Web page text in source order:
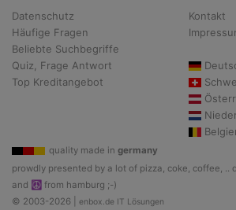
Datenschutz
Häufige Fragen
Beliebte Suchbegriffe
Quiz, Frage Antwort
Top Kreditangebot
Kontakt
quality made in germany
prowdly presented by a lot of pizza, coke, coffee, ..
and ☮ from hamburg ;-)
© 2003-2026 | enbox.de IT Lösungen